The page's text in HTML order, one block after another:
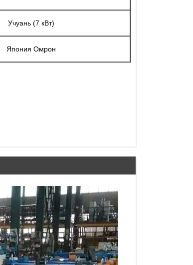
Учуань (7 кВт)
Япония Омрон